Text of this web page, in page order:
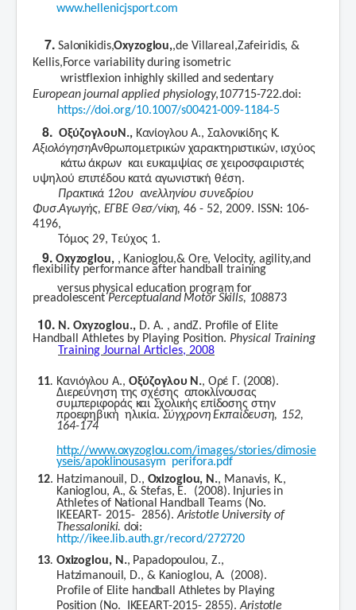
www.hellenicjsport.com
7. Salonikidis,Oxyzoglou,,de Villareal,Zafeiridis, &
Kellis,Force variabilityduring isometric
wristflexion inhighly skilledandsedentary
Europeanjournalapplied physiology,107715-722.doi:
https://doi.org/10.1007/s00421-009-1184-5
8. ΟξύζογλουΝ., Κανίογλου Α.,Σαλονικίδης Κ.
ΑξιολόγησηΑνθρωπομετρικών χαρακτηριστικών, ισχύος
κάτωάκρων και ευκαμψίαςσε χειροσφαιριστές
υψηλού επιπέδου κατά αγωνιστικήθέση.
Πρακτικά 12ου ανελληνίουσυνεδρίου
Φυσ.Αγωγής, ΕΓΒΕ Θεσ/νίκη,46 - 52, 2009. ISSN: 106-
4196,
Τόμος 29, Τεύχος 1.
9. Oxyzoglou, , Kanioglou,&Ore,Velocity, agility,and
flexibility performanceafter handballtraining
versus physicaleducation programfor
preadolescentPerceptualand MotorSkills, 108873
10. N . Oxyzoglou., D. A. , andZ. Profile of Elite
Handball Athletes by Playing Position. Physical Training
Training Journal Articles, 2008
11. Κανιόγλου Α., Οξύζογλου Ν., Ορέ Γ. (2008).
Διερεύνηση της σχέσης αποκλίνουσας
συμπεριφοράς και Σχολικής επίδοσης στην
προεφηβική ηλικία. Σύγχρονη Εκπαίδευση, 152,
164-174
http://www.oxyzoglou.com/images/stories/dimosie
yseis/apoklinousasym perifora.pdf
12. Hatzimanouil, D., Oxizoglou, N., Manavis, K.,
Kanioglou, A., & Stefas, E. (2008). Injuries in
Athletesof National Handball Teams (No.
IKEEART- 2015- 2856). Aristotle Universityof
Thessaloniki. doi:
http://ikee.lib.auth.gr/record/272720
13. Oxizoglou, N., Papadopoulou, Z.,
Hatzimanouil, D., & Kanioglou, A. (2008).
Profile of Elite handball Athletes by Playing
Position (No. IKEEART-2015- 2855).Aristotle